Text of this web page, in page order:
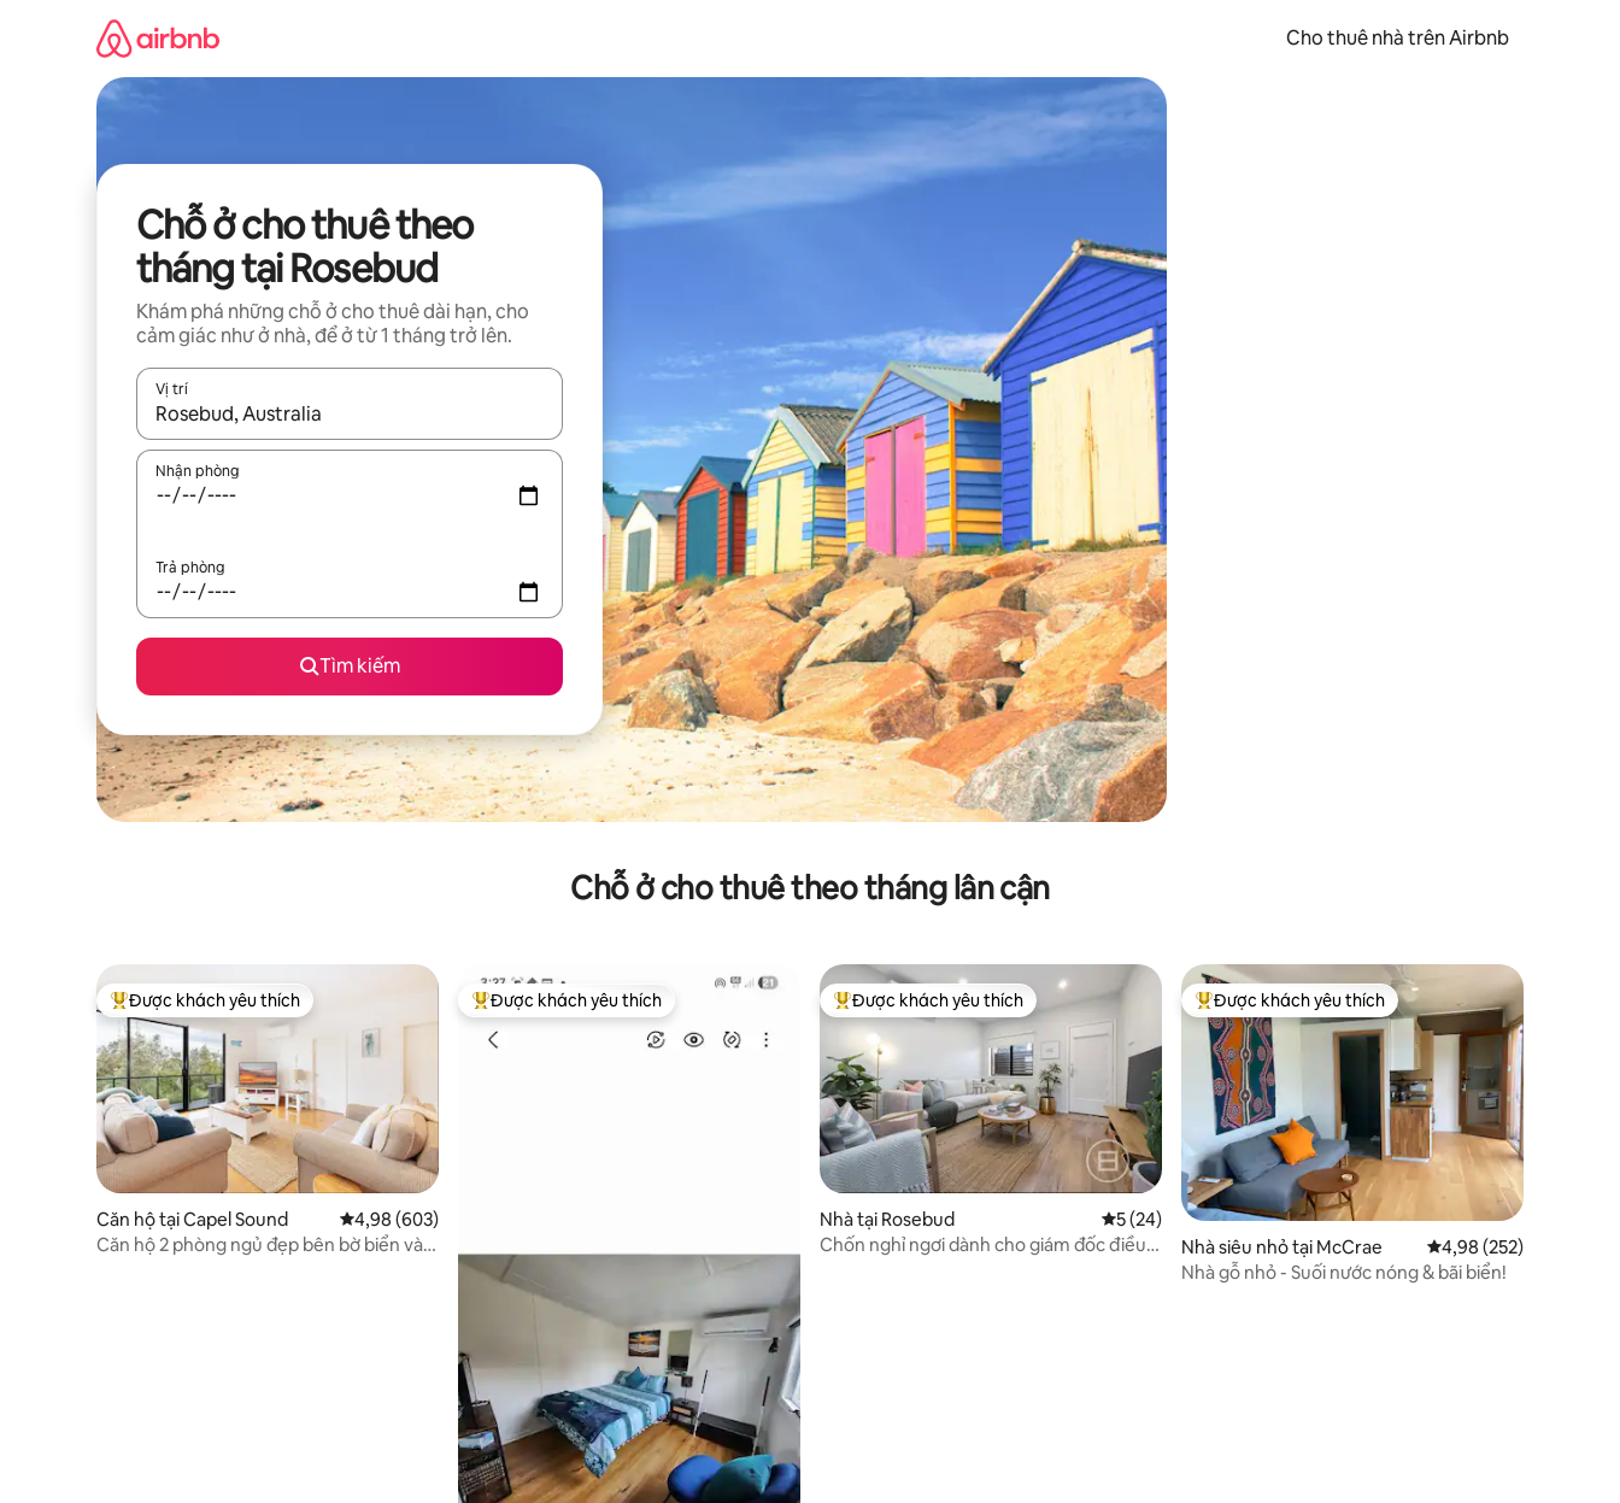
Cho thuê nhà trên Airbnb
Chỗ ở cho thuê theo
tháng tại Rosebud
Khám phá những chỗ ở cho thuê dài hạn, cho
cảm giác như ở nhà, để ở từ 1 tháng trở lên.
Vị trí
Khi có kết quả, hãy điều hướng bằng phím mũi tên lên và xuống hoặc khám phá bằng các thao tác chạm hoặc vuốt.
Nhận phòng
Trả phòng
Tìm kiếm
Chỗ ở cho thuê theo tháng lân cận
Được khách yêu thích nhất
Được khách yêu thích
Căn hộ tại Capel Sound Xếp hạng trung bình 4,98/5, 603 đánh giá
4,98 (603)
Căn hộ 2 phòng ngủ đẹp bên bờ biển và
Được khách yêu thích nhất
Được khách yêu thích Được khách yêu thích nhất
Được khách yêu thích
Nhà tại Rosebud Xếp hạng trung bình 5/5, 24 đánh giá
5 (24)
Chốn nghỉ ngơi dành cho giám đốc điều
Được khách yêu thích nhất
Được khách yêu thích
Nhà siêu nhỏ tại McCrae Xếp hạng trung bình
4,98 (252)
Nhà gỗ nhỏ - Suối nước nóng & bãi biển!